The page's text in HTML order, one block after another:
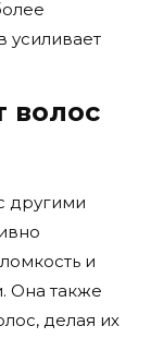
усиливает
волос
другими
и
Она также
делая их